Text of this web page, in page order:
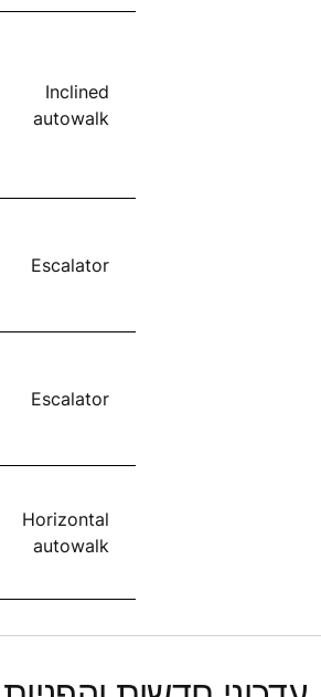
Inclined
autowalk
Escalator
Escalator
Horizontal
autowalk